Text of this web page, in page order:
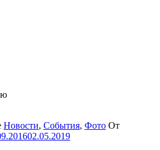
Новости, События, Фото От
02.05.2019